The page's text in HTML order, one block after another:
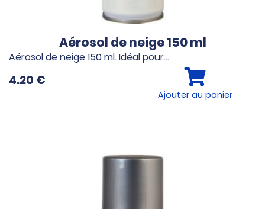
Aérosol de neige 150 ml
Aérosol de neige 150 ml. Idéal pour…
4.20 €
Ajouter au panier